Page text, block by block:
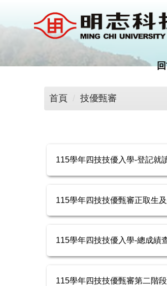
首頁 技優甄審
115學年四技技優入學-登記就
115學年四技技優甄審正取生
115學年四技技優入學-總成績
115學年四技技優甄審第二階